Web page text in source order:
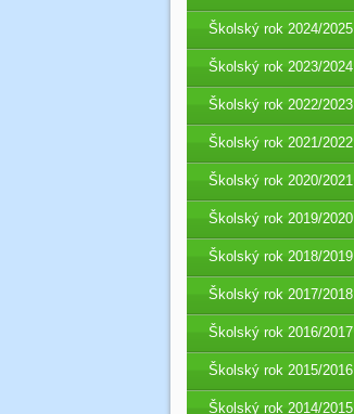
Školský rok 2024/2025
Školský rok 2023/2024
Školský rok 2022/2023
Školský rok 2021/2022
Školský rok 2020/2021
Školský rok 2019/2020
Školský rok 2018/2019
Školský rok 2017/2018
Školský rok 2016/2017
Školský rok 2015/2016
Školský rok 2014/2015